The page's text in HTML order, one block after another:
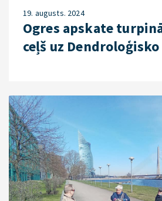
19. augusts. 2024
Ogres apskate
ceļš uz